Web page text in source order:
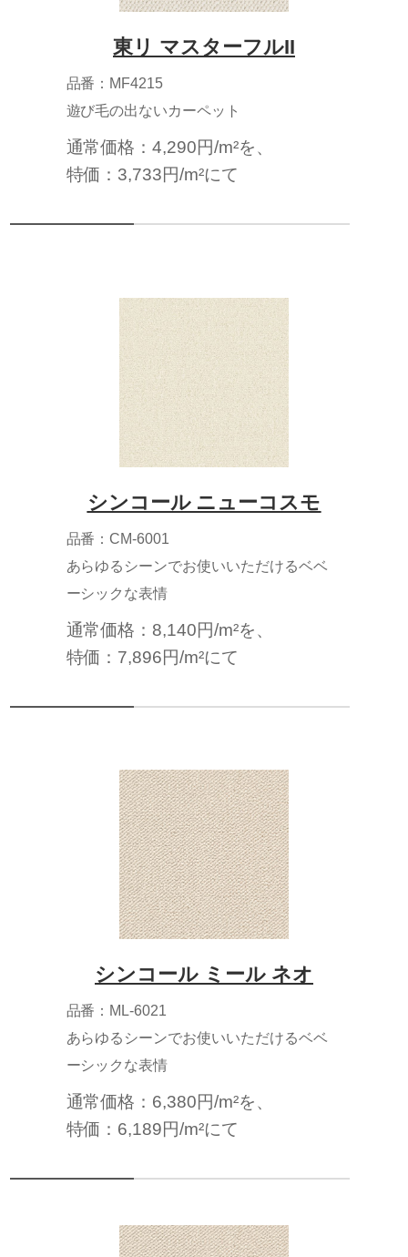
東リ マスターフルII
品番：MF4215
遊び毛の出ないカーペット
通常価格：4,290円/m²を、
特価：3,733円/m²にて
シンコール ニューコスモ
品番：CM-6001
あらゆるシーンでお使いいただけるベベ
ーシックな表情
通常価格：8,140円/m²を、
特価：7,896円/m²にて
シンコール ミール ネオ
品番：ML-6021
あらゆるシーンでお使いいただけるベベ
ーシックな表情
通常価格：6,380円/m²を、
特価：6,189円/m²にて